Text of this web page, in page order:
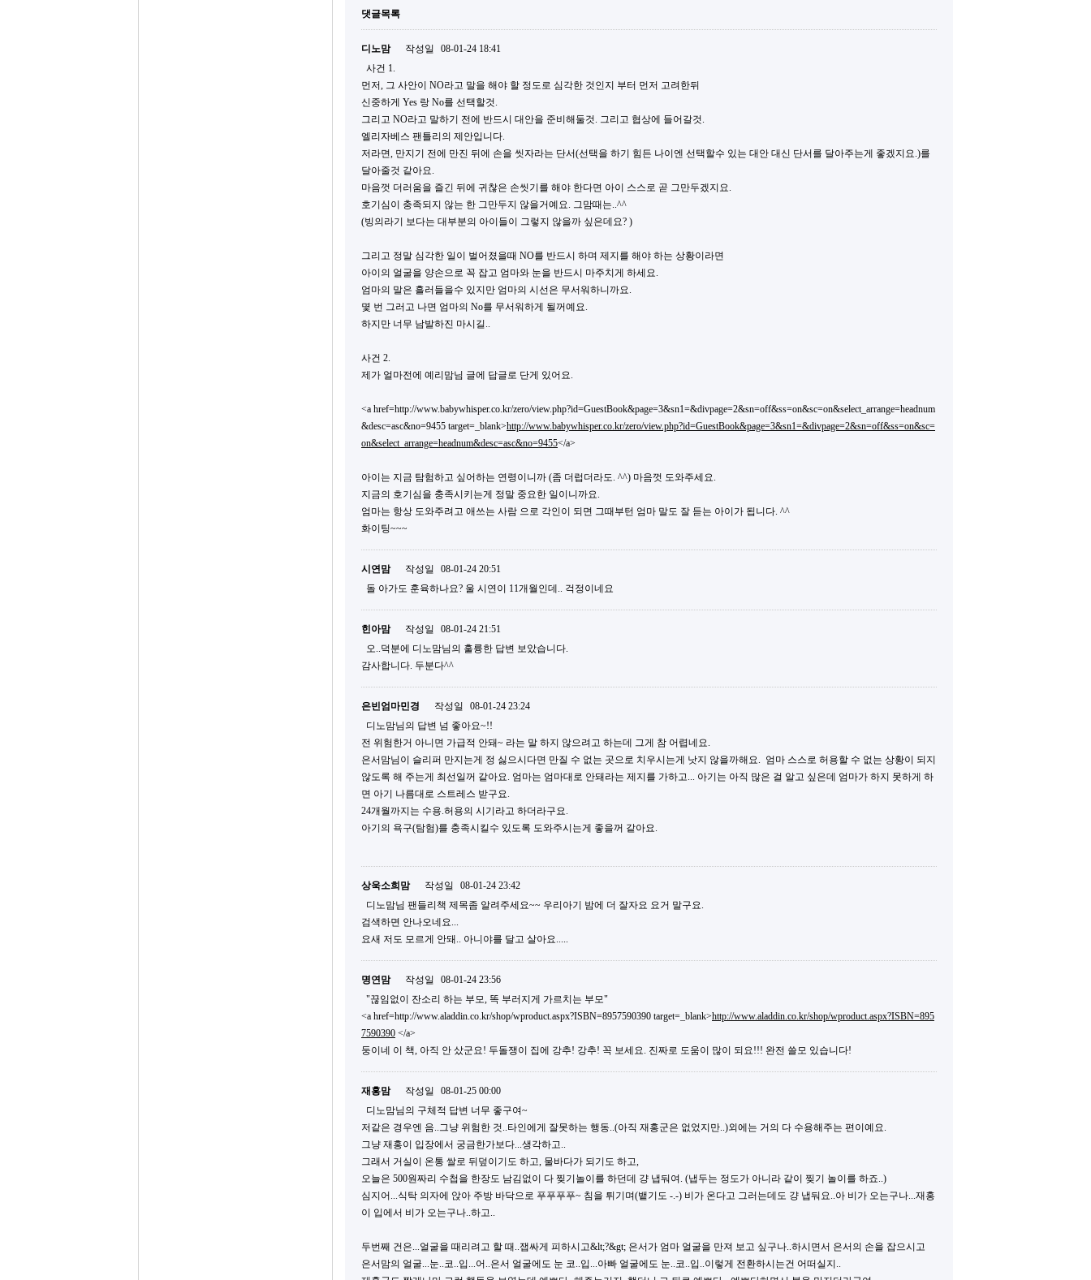
댓글목록
디노맘 작성일
08-01-24 18:41
사건 1.
먼저, 그 사안이 NO라고 말을 해야 할 정도로 심각한 것인지 부터 먼저 고려한뒤
신중하게 Yes 랑 No를 선택할것.
그리고 NO라고 말하기 전에 반드시 대안을 준비해둘것. 그리고 협상에 들어갈것.
엘리자베스 팬틀리의 제안입니다.
저라면, 만지기 전에 만진 뒤에 손을 씻자라는 단서(선택을 하기 힘든 나이엔 선택할수 있는 대안 대신 단서를 달아주는게 좋겠지요.)를
달아줄것 같아요.
마음껏 더러움을 즐긴 뒤에 귀찮은 손씻기를 해야 한다면 아이 스스로 곧 그만두겠지요.
호기심이 충족되지 않는 한 그만두지 않을거예요. 그맘때는..^^
(빙의라기 보다는 대부분의 아이들이 그렇지 않을까 싶은데요? )
그리고 정말 심각한 일이 벌어졌을때 NO를 반드시 하며 제지를 해야 하는 상황이라면
아이의 얼굴을 양손으로 꼭 잡고 엄마와 눈을 반드시 마주치게 하세요.
엄마의 말은 흘러들을수 있지만 엄마의 시선은 무서워하니까요.
몇 번 그러고 나면 엄마의 No를 무서워하게 될꺼예요.
하지만 너무 남발하진 마시길..
사건 2.
제가 얼마전에 예리맘님 글에 답글로 단게 있어요.
<a href=http://www.babywhisper.co.kr/zero/view.php?id=GuestBook&page=3&sn1=&divpage=2&sn=off&ss=on&sc=on&select_arrange=headnum
&desc=asc&no=9455 target=_blank>http://www.babywhisper.co.kr/zero/view.php?id=GuestBook&page=3&sn1=&divpage=2&sn=off&ss=on&sc=
on&select_arrange=headnum&desc=asc&no=9455</a>
아이는 지금 탐험하고 싶어하는 연령이니까 (좀 더럽더라도. ^^) 마음껏 도와주세요.
지금의 호기심을 충족시키는게 정말 중요한 일이니까요.
엄마는 항상 도와주려고 애쓰는 사람 으로 각인이 되면 그때부턴 엄마 말도 잘 듣는 아이가 됩니다. ^^
화이팅~~~
시연맘 작성일
08-01-24 20:51
돌 아가도 훈육하나요? 울 시연이 11개월인데.. 걱정이네요
힌아맘 작성일
08-01-24 21:51
오..덕분에 디노맘님의 훌륭한 답변 보았습니다.
감사합니다. 두분다^^
은빈엄마민경 작성일
08-01-24 23:24
디노맘님의 답변 넘 좋아요~!!
전 위험한거 아니면 가급적 안돼~ 라는 말 하지 않으려고 하는데 그게 참 어렵네요.
은서맘님이 슬리퍼 만지는게 정 싫으시다면 만질 수 없는 곳으로 치우시는게 낫지 않을까해요. 엄마 스스로 허용할 수 없는 상황이 되지
않도록 해 주는게 최선일꺼 같아요. 엄마는 엄마대로 안돼라는 제지를 가하고... 아기는 아직 많은 걸 알고 싶은데 엄마가 하지 못하게 하
면 아기 나름대로 스트레스 받구요.
24개월까지는 수용.허용의 시기라고 하더라구요.
아기의 욕구(탐험)를 충족시킬수 있도록 도와주시는게 좋을꺼 같아요.
상욱소희맘 작성일
08-01-24 23:42
디노맘님 팬들리책 제목좀 알려주세요~~ 우리아기 밤에 더 잘자요 요거 말구요.
검색하면 안나오네요...
요새 저도 모르게 안돼.. 아니야를 달고 살아요.....
명연맘 작성일
08-01-24 23:56
"끊임없이 잔소리 하는 부모, 똑 부러지게 가르치는 부모"
<a href=http://www.aladdin.co.kr/shop/wproduct.aspx?ISBN=8957590390 target=_blank>http://www.aladdin.co.kr/shop/wproduct.aspx?ISBN=895
7590390 </a>
둥이네 이 책, 아직 안 샀군요! 두돌쟁이 집에 강추! 강추! 꼭 보세요. 진짜로 도움이 많이 되요!!! 완전 쓸모 있습니다!
재홍맘 작성일
08-01-25 00:00
디노맘님의 구체적 답변 너무 좋구여~
저같은 경우엔 음..그냥 위험한 것..타인에게 잘못하는 행동..(아직 재홍군은 없었지만..)외에는 거의 다 수용해주는 편이예요.
그냥 재홍이 입장에서 궁금한가보다...생각하고..
그래서 거실이 온통 쌀로 뒤덮이기도 하고, 물바다가 되기도 하고,
오늘은 500원짜리 수첩을 한장도 남김없이 다 찢기놀이를 하던데 걍 냅둬여. (냅두는 정도가 아니라 같이 찢기 놀이를 하죠..)
심지어...식탁 의자에 앉아 주방 바닥으로 푸푸푸푸~ 침을 튀기며(뱉기도 -.-) 비가 온다고 그러는데도 걍 냅둬요..아 비가 오는구나...재홍
이 입에서 비가 오는구나..하고..
두번째 건은...얼굴을 때리려고 할 때..잽싸게 피하시고&lt;?&gt; 은서가 엄마 얼굴을 만져 보고 싶구나..하시면서 은서의 손을 잡으시고
은서맘의 얼굴...눈..코..입...어..은서 얼굴에도 눈 코..입...아빠 얼굴에도 눈..코..입..이렇게 전환하시는건 어떠실지..